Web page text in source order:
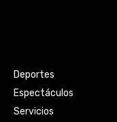
Deportes
Espectáculos
Servicios